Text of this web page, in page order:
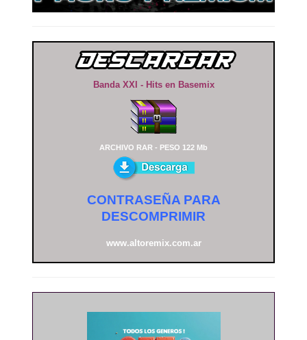
Banda XXI - Hits en Basemix
ARCHIVO RAR - PESO 122 Mb
CONTRASEÑA PARA
DESCOMPRIMIR
www.altoremix.com.ar